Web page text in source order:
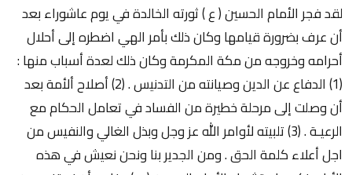
لقد فجر الأمام الحسين ( ع ) ثورته الخالدة في يوم عاشوراء بعد
أن عرف بضرورة قيامها وكان ذلك بأمر الهي اضطره إلى أحلال
أحرامه وخروجه من مكة المكرمة وكان ذلك لعدة أسباب منها :
(1) الدفاع عن الدين وصيانته من التدنيس . (2) أصلاح ألأمة بعد
أن وصلت إلى مرحلة خطيرة من الفساد في تعامل الحكام مع
الرعيـة . (3) تلبيته لأوامر الله عز وجل وبذل الغالي والنفيس من
اجل أعلاء كلمة الحق . ومن الجدير بنا ونحن نعيش في هذه